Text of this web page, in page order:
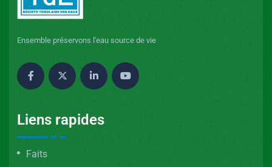
Ensemble préservons l'eau source de vie
Liens rapides
Faits